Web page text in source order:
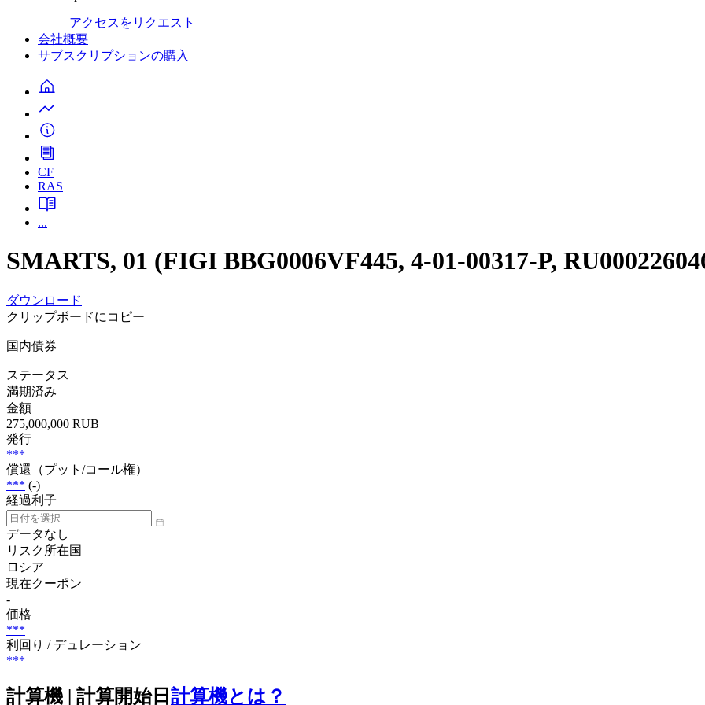
アクセスをリクエスト
会社概要
サブスクリプションの購入
CF
RAS
...
SMARTS, 01 (FIGI BBG0006VF445, 4-01-00317-P,
ダウンロード
クリップボードにコピー
国内債券
ステータス
満期済み
金額
275,000,000 RUB
発行
***
償還（プット/コール権）
*** (-)
経過利子
データなし
リスク所在国
ロシア
現在クーポン
-
価格
***
利回り / デュレーション
***
計算機 | 計算開始日 計算機とは？